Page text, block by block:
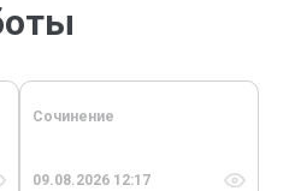
Сочинение
09.08.2026 12:17